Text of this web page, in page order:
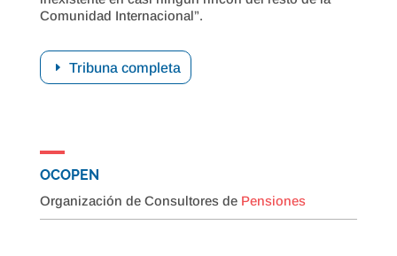
Comunidad Internacional”.
Tribuna completa
OCOPEN
Organización de Consultores de Pensiones